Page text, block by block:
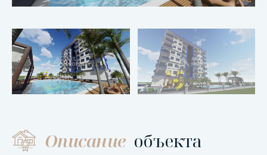
Описание объекта